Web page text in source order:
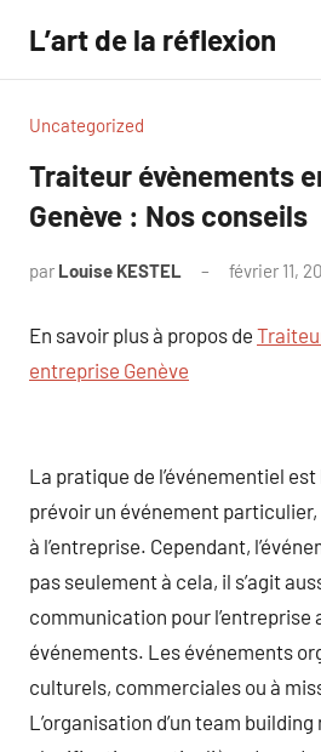
contenu
L’art de la réflexion
Uncategorized
Traiteur évènements
Genève : Nos conseils
par Louise KESTEL février 11,
En savoir plus à propos de
entreprise Genève
La pratique de l’événementiel
prévoir un événement
à l’entreprise. Cependant,
pas seulement à cela, il s’agit
communication pour l’entreprise
événements. Les événements
culturels, commerciales ou à
L’organisation d’un team